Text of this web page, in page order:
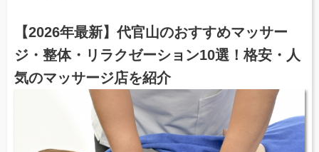
【2026年最新】代官山のおすすめマッサー
ジ・整体・リラクゼーション10選！格安・人
気のマッサージ店を紹介